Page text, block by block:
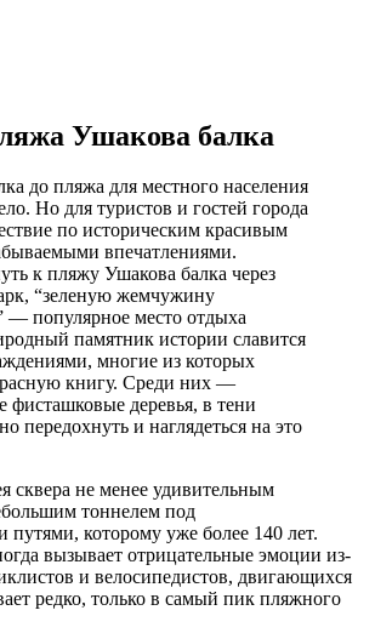
Ушакова балка
до пляжа для местного населения
Но для туристов и гостей города
по историческим красивым
впечатлениями.
к пляжу Ушакова балка через
“зеленую жемчужину
— популярное место отдыха
памятник истории славится
многие из которых
книгу. Среди них —
фисташковые деревья, в тени
передохнуть и наглядеться на это
сквера не менее удивительным
тоннелем под
которому уже более 140 лет.
вызывает отрицательные эмоции из-
и велосипедистов, двигающихся
редко, только в самый пик пляжного